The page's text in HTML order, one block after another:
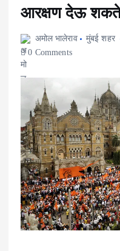
आरक्षण देऊ
अमोल भालेराव मुंबई शहर
0 Comments